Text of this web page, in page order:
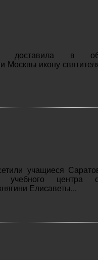
доставила в
Москвы икону
учащиеся
учебного центра
Елисаветы...